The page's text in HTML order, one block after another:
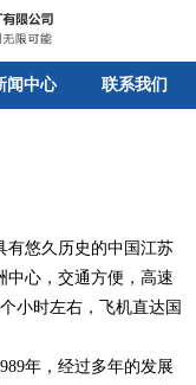
闻中心 联系我们
悠久历史的中国江苏
中心，交通方便，高速
小时左右，飞机直达国
年，经过多年的发展